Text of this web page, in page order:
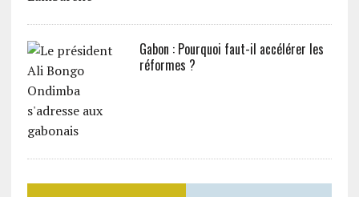
Gabon : Pourquoi faut-il accélérer les
réformes ?